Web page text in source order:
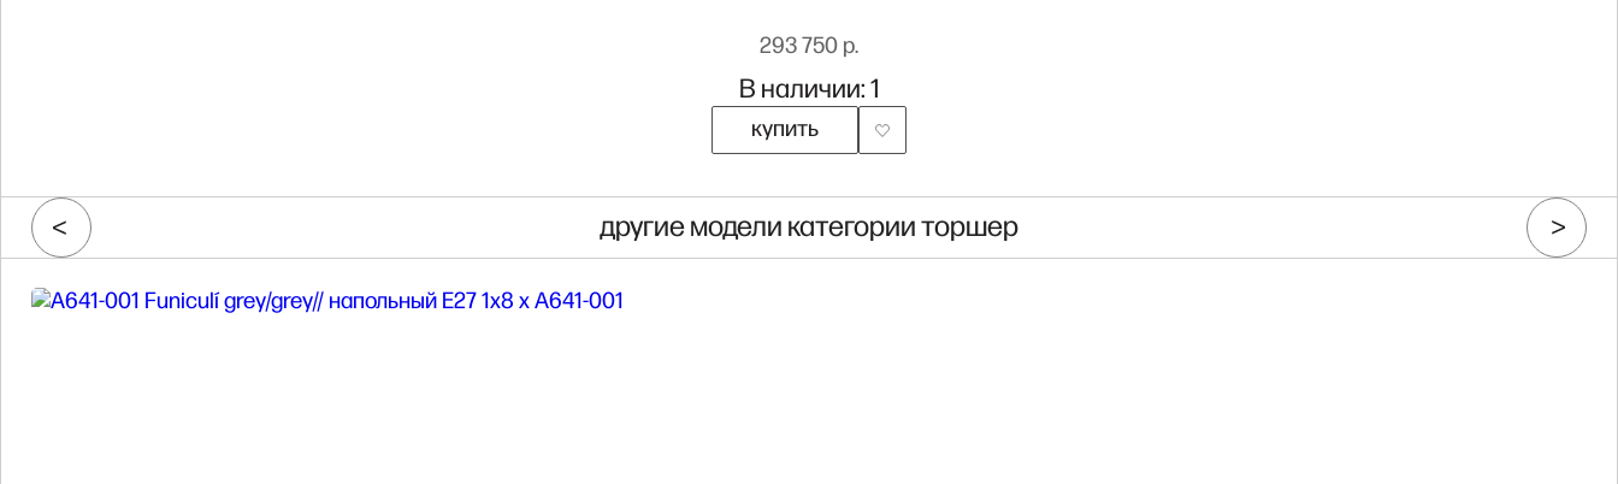
293 750 р.
В наличии: 1
купить
другие модели категории торшер